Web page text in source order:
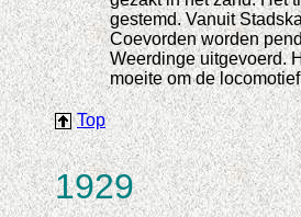
gestemd. Vanuit
Coevorden worden
Weerdinge uitgevoerd.
moeite om de
Top
1929